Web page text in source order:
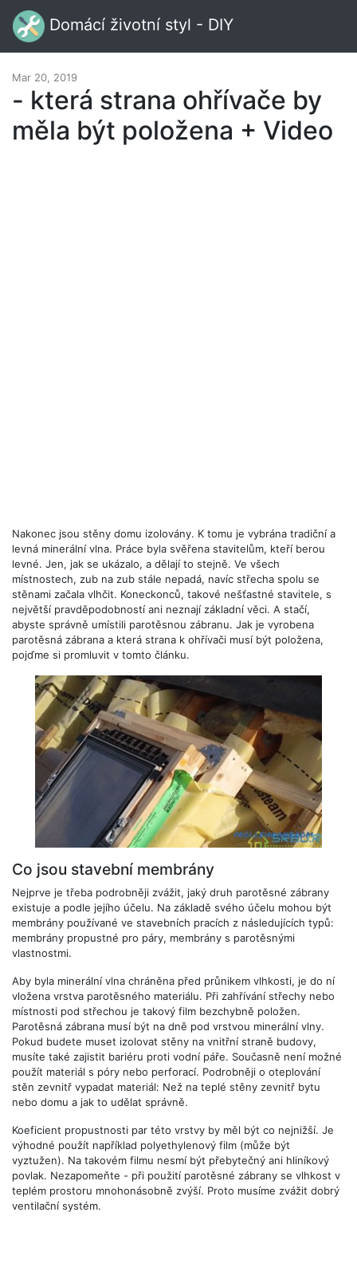
Domácí životní styl - DIY
Mar 20, 2019
- která strana ohřívače by
měla být položena + Video
Nakonec jsou stěny domu izolovány. K tomu je vybrána tradiční a
levná minerální vlna. Práce byla svěřena stavitelům, kteří berou
levné. Jen, jak se ukázalo, a dělají to stejně. Ve všech
místnostech, zub na zub stále nepadá, navíc střecha spolu se
stěnami začala vlhčit. Koneckonců, takové nešťastné stavitele, s
největší pravděpodobností ani neznají základní věci. A stačí,
abyste správně umístili parotěsnou zábranu. Jak je vyrobena
parotěsná zábrana a která strana k ohřívači musí být položena,
pojďme si promluvit v tomto článku.
Co jsou stavební membrány
Nejprve je třeba podrobněji zvážit, jaký druh parotěsné zábrany
existuje a podle jejího účelu. Na základě svého účelu mohou být
membrány používané ve stavebních pracích z následujících typů:
membrány propustné pro páry, membrány s parotěsnými
vlastnostmi.
Aby byla minerální vlna chráněna před průnikem vlhkosti, je do ní
vložena vrstva parotěsného materiálu. Při zahřívání střechy nebo
místnosti pod střechou je takový film bezchybně položen.
Parotěsná zábrana musí být na dně pod vrstvou minerální vlny.
Pokud budete muset izolovat stěny na vnitřní straně budovy,
musíte také zajistit bariéru proti vodní páře. Současně není možné
použít materiál s póry nebo perforací. Podrobněji o oteplování
stěn zevnitř vypadat materiál: Než na teplé stěny zevnitř bytu
nebo domu a jak to udělat správně.
Koeficient propustnosti par této vrstvy by měl být co nejnižší. Je
výhodné použít například polyethylenový film (může být
vyztužen). Na takovém filmu nesmí být přebytečný ani hliníkový
povlak. Nezapomeňte - při použití parotěsné zábrany se vlhkost v
teplém prostoru mnohonásobně zvýší. Proto musíme zvážit dobrý
ventilační systém.